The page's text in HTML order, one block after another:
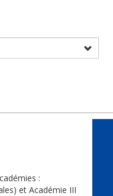
:
et Académie III